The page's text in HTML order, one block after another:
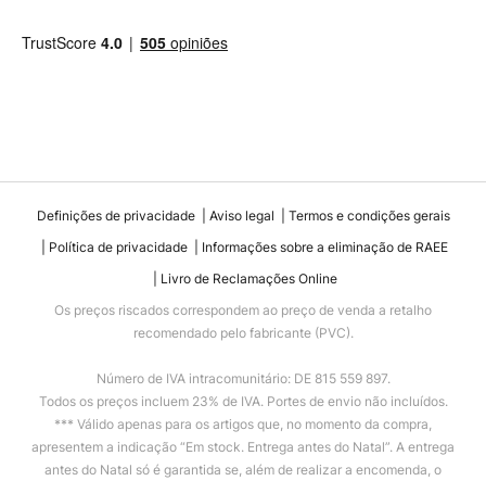
Definições de privacidade Aviso legal
Termos e condições gerais
Política de privacidade
Informações sobre a eliminação de RAEE
Livro de Reclamações Online
Os preços riscados correspondem ao preço de venda a retalho
recomendado pelo fabricante (PVC).
Número de IVA intracomunitário: DE 815 559 897.
Todos os preços incluem 23% de IVA. Portes de envio não incluídos.
*** Válido apenas para os artigos que, no momento da compra,
apresentem a indicação “Em stock. Entrega antes do Natal”. A entrega
antes do Natal só é garantida se, além de realizar a encomenda, o